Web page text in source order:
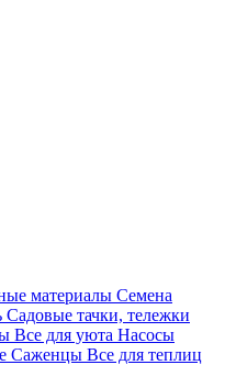
материалы Семена
Садовые тачки, тележки
Все для уюта Насосы
Саженцы Все для теплиц